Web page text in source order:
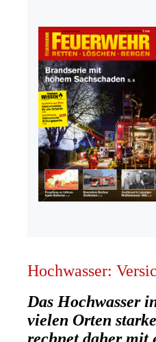
Hochwasser:
Das Hochwasser
vielen Orten
rechnet daher mit